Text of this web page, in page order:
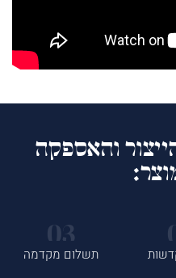
והאספקה
תשלום מקדמה